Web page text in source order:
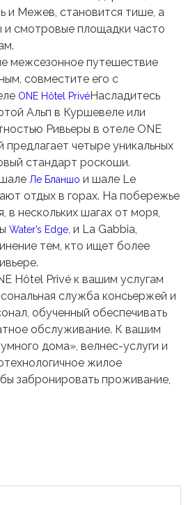
и Межев, становится тише, а
и смотровые площадки часто
межсезонное путешествие
совместите его с
ONE Hôtel PrivéНасладитесь
Альп в Куршевеле или
Ривьеры в отеле ONE
предлагает четыре уникальных
стандарт роскоши.
Ле Бланшо и шале Le
отдых в горах. На побережье
в нескольких шагах от моря,
Water’s Edge, и La Gabbia,
тем, кто ищет более
Hôtel Privé к вашим услугам
служба консьержей и
обученный обеспечивать
обслуживание. К вашим
дома», велнес-услуги и
жилое
забронировать проживание,